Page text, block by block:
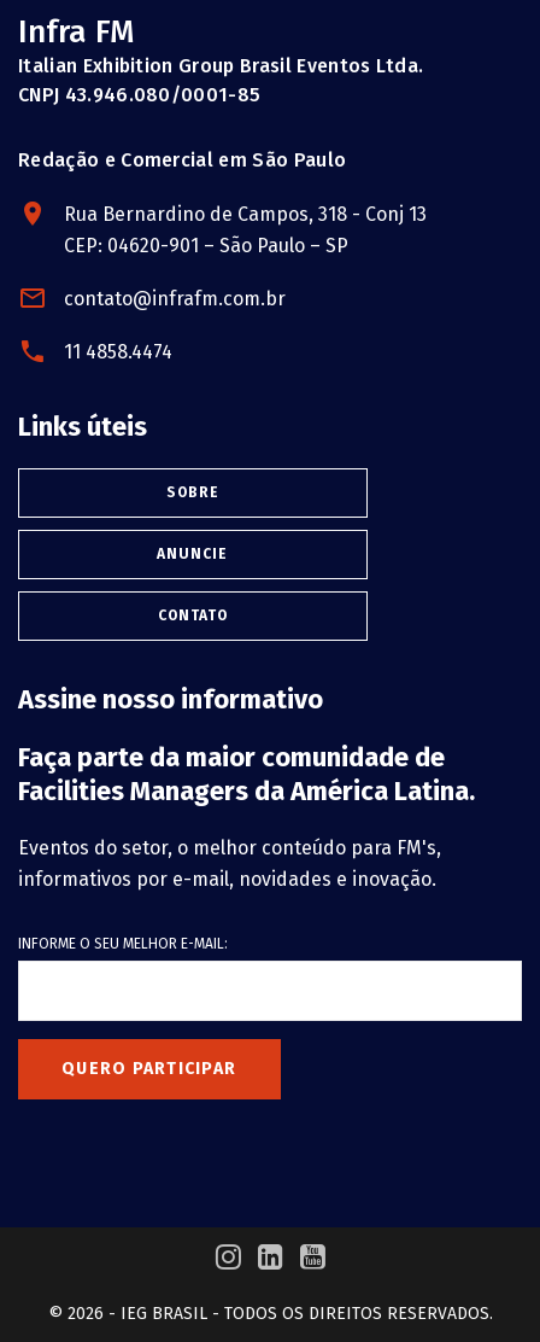
Infra FM
Italian Exhibition Group Brasil Eventos Ltda.
CNPJ 43.946.080/0001-85
Redação e Comercial em São Paulo
Rua Bernardino de Campos, 318 - Conj 13
CEP: 04620-901 – São Paulo – SP
contato@infrafm.com.br
11 4858.4474
Links úteis
SOBRE
ANUNCIE
CONTATO
Assine nosso informativo
Faça parte da maior comunidade de
Facilities Managers da América Latina.
Eventos do setor, o melhor conteúdo para FM's,
informativos por e-mail, novidades e inovação.
INFORME O SEU MELHOR E-MAIL:
QUERO PARTICIPAR
© 2026 - IEG BRASIL - TODOS OS DIREITOS RESERVADOS.